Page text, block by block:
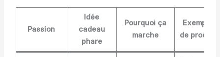
Passion
Idée
cadeau
phare
Pourquoi ça
marche
Exemple
de produit